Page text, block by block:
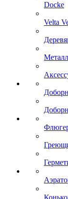
Docke
Velta